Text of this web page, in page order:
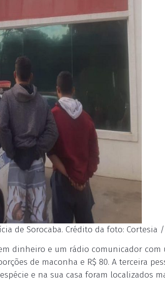
de Sorocaba. Crédito da foto: Cortesia /
dinheiro e um rádio comunicador com
de maconha e R$ 80. A terceira
e na sua casa foram localizados